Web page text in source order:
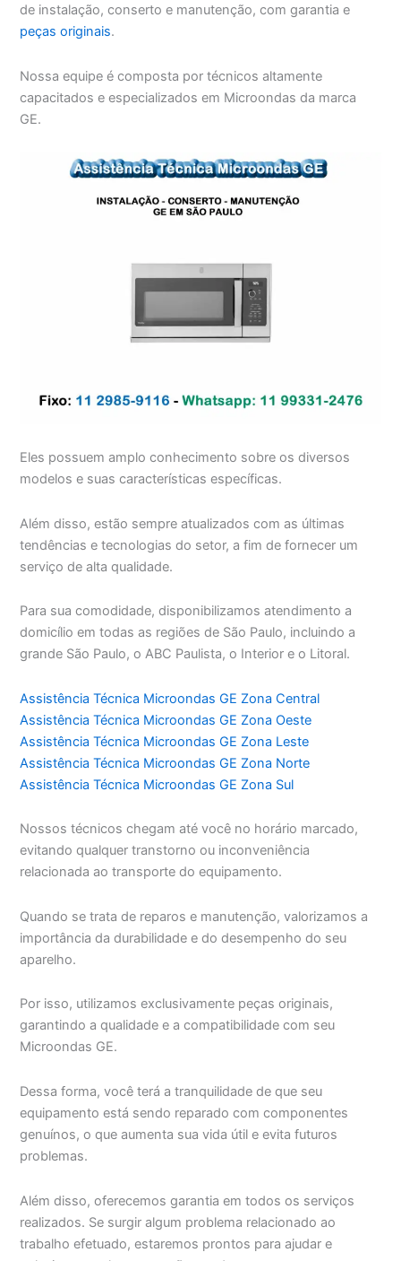
de instalação, conserto e manutenção, com garantia e
peças originais.
Nossa equipe é composta por técnicos altamente
capacitados e especializados em Microondas da marca
GE.
Eles possuem amplo conhecimento sobre os diversos
modelos e suas características específicas.
Além disso, estão sempre atualizados com as últimas
tendências e tecnologias do setor, a fim de fornecer um
serviço de alta qualidade.
Para sua comodidade, disponibilizamos atendimento a
domicílio em todas as regiões de São Paulo, incluindo a
grande São Paulo, o ABC Paulista, o Interior e o Litoral.
Assistência Técnica Microondas GE Zona Central
Assistência Técnica Microondas GE Zona Oeste
Assistência Técnica Microondas GE Zona Leste
Assistência Técnica Microondas GE Zona Norte
Assistência Técnica Microondas GE Zona Sul
Nossos técnicos chegam até você no horário marcado,
evitando qualquer transtorno ou inconveniência
relacionada ao transporte do equipamento.
Quando se trata de reparos e manutenção, valorizamos a
importância da durabilidade e do desempenho do seu
aparelho.
Por isso, utilizamos exclusivamente peças originais,
garantindo a qualidade e a compatibilidade com seu
Microondas GE.
Dessa forma, você terá a tranquilidade de que seu
equipamento está sendo reparado com componentes
genuínos, o que aumenta sua vida útil e evita futuros
problemas.
Além disso, oferecemos garantia em todos os serviços
realizados. Se surgir algum problema relacionado ao
trabalho efetuado, estaremos prontos para ajudar e